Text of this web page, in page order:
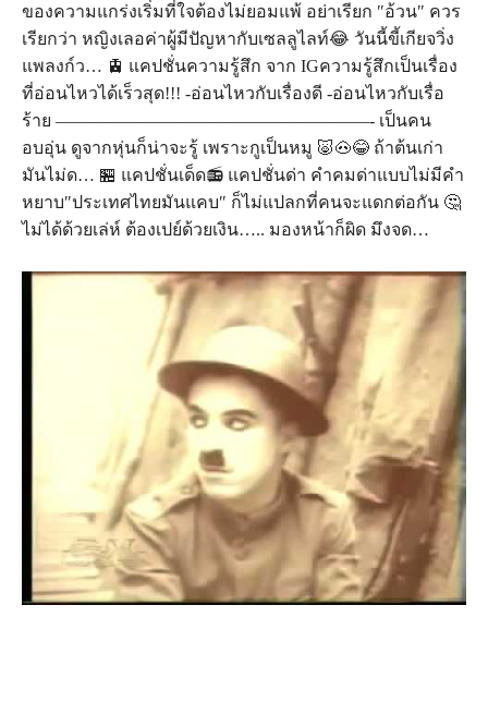
ของความแกร่งเริ่มที่ใจต้องไม่ยอมแพ้ อย่าเรียก ″อ้วน″ ควร
เรียกว่า หญิงเลอค่าผู้มีปัญหากับเซลลูไลท์😂 วันนี้ขี้เกียจวิ่ง
แพลงก์ว… 🚊 แคปชั่นความรู้สึก จาก IGความรู้สึกเป็นเรื่อง
ที่อ่อนไหวได้เร็วสุด!!! -อ่อนไหวกับเรื่องดี -อ่อนไหวกับเรื่อ
ร้าย ——————————————————- เป็นคน
อบอุ่น ดูจากหุ่นก็น่าจะรู้ เพราะกูเป็นหมู 🐷🐽😂 ถ้าต้นเก่า
มันไม่ด… 🏪 แคปชั่นเด็ด📻 แคปชั่นด่า คำคมด่าแบบไม่มีคํา
หยาบ″ประเทศไทยมันแคบ″ ก็ไม่แปลกที่คนจะแดกต่อกัน 🤔
ไม่ได้ด้วยเล่ห์ ต้องเปย์ด้วยเงิน….. มองหน้าก็ผิด มึงจด…